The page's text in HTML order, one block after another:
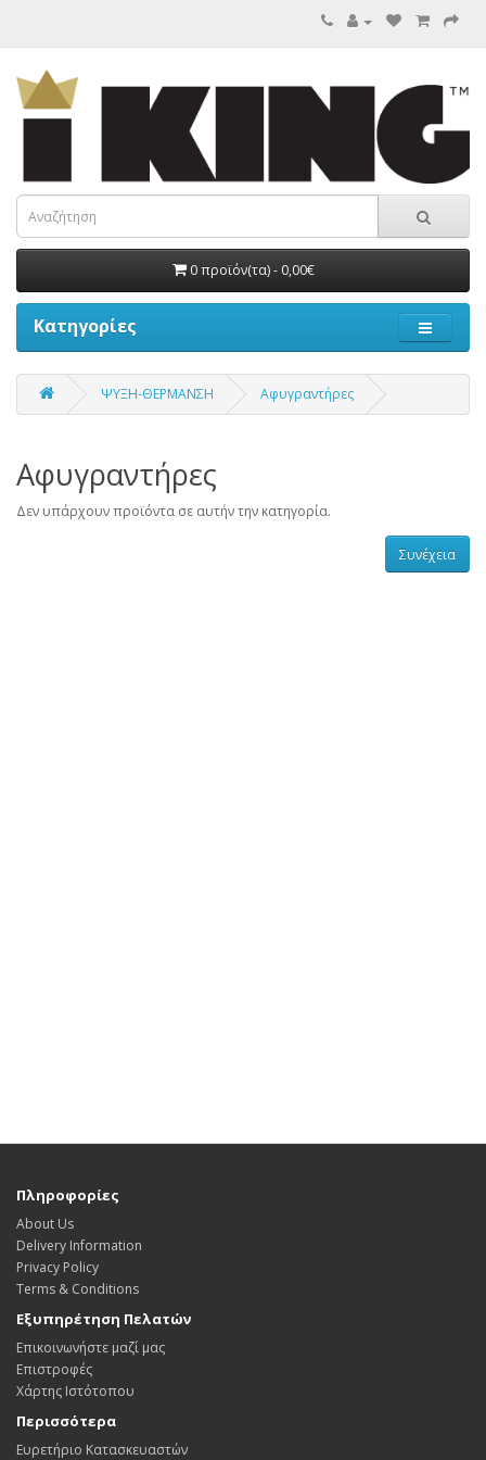
0 προϊόν(τα) - 0,00€
Κατηγορίες
ΨΥΞΗ-ΘΕΡΜΑΝΣΗ Αφυγραντήρες
Αφυγραντήρες
Δεν υπάρχουν προϊόντα σε αυτήν την κατηγορία.
Συνέχεια
Πληροφορίες
About Us
Delivery Information
Privacy Policy
Terms & Conditions
Εξυπηρέτηση Πελατών
Επικοινωνήστε μαζί μας
Επιστροφές
Χάρτης Ιστότοπου
Περισσότερα
Ευρετήριο Κατασκευαστών